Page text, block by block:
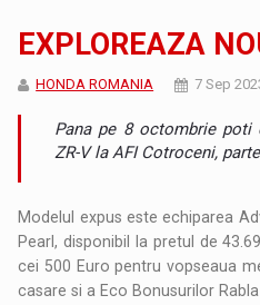
EXPLOREAZA
HONDA ROMANIA 7 Sep
Pana pe 8 octombrie poti
ZR-V la AFI Cotroceni,
Modelul expus este echiparea
Pearl, disponibil la pretul de
cei 500 Euro pentru vopseaua
casare si a Eco Bonusurilor